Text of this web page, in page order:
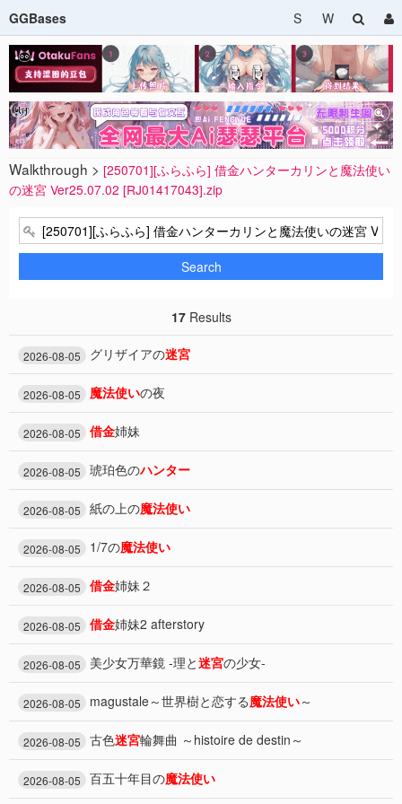
GGBases S W
Walkthrough > [250701][ふらふら] 借金ハンターカリンと魔法使い
の迷宮 Ver25.07.02 [RJ01417043].zip
Search
17Results
2026-08-05 グリザイアの迷宮
2026-08-05 魔法使いの夜
2026-08-05 借金姉妹
2026-08-05 琥珀色のハンター
2026-08-05 紙の上の魔法使い
2026-08-05 1/7の魔法使い
2026-08-05 借金姉妹２
2026-08-05 借金姉妹2 afterstory
2026-08-05 美少女万華鏡 -理と迷宮の少女-
2026-08-05 magustale～世界樹と恋する魔法使い～
2026-08-05 古色迷宮輪舞曲 ～histoire de destin～
2026-08-05 百五十年目の魔法使い